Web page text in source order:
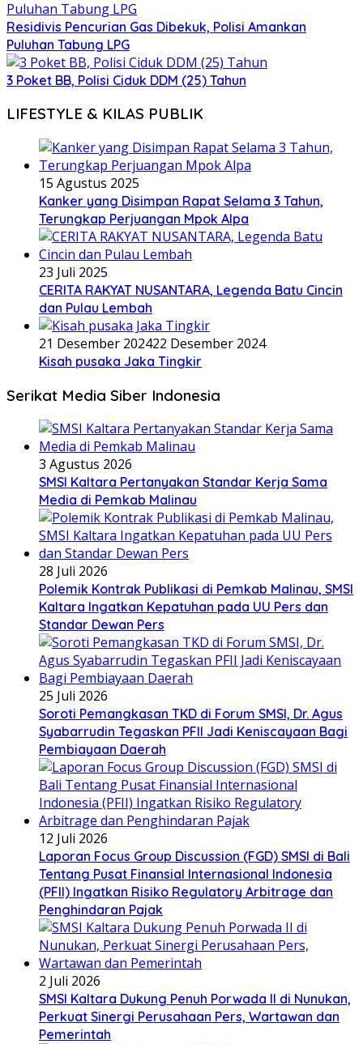
Residivis Pencurian Gas Dibekuk, Polisi Amankan
Puluhan Tabung LPG
3 Poket BB, Polisi Ciduk DDM (25) Tahun
LIFESTYLE & KILAS PUBLIK
15 Agustus 2025
Kanker yang Disimpan Rapat Selama 3 Tahun,
Terungkap Perjuangan Mpok Alpa
23 Juli 2025
CERITA RAKYAT NUSANTARA, Legenda Batu Cincin
dan Pulau Lembah
21 Desember 202422 Desember 2024
Kisah pusaka Jaka Tingkir
Serikat Media Siber Indonesia
3 Agustus 2026
SMSI Kaltara Pertanyakan Standar Kerja Sama
Media di Pemkab Malinau
28 Juli 2026
Polemik Kontrak Publikasi di Pemkab Malinau, SMSI
Kaltara Ingatkan Kepatuhan pada UU Pers dan
Standar Dewan Pers
25 Juli 2026
Soroti Pemangkasan TKD di Forum SMSI, Dr. Agus
Syabarrudin Tegaskan PFII Jadi Keniscayaan Bagi
Pembiayaan Daerah
12 Juli 2026
Laporan Focus Group Discussion (FGD) SMSI di Bali
Tentang Pusat Finansial Internasional Indonesia
(PFII) Ingatkan Risiko Regulatory Arbitrage dan
Penghindaran Pajak
2 Juli 2026
SMSI Kaltara Dukung Penuh Porwada II di Nunukan,
Perkuat Sinergi Perusahaan Pers, Wartawan dan
Pemerintah